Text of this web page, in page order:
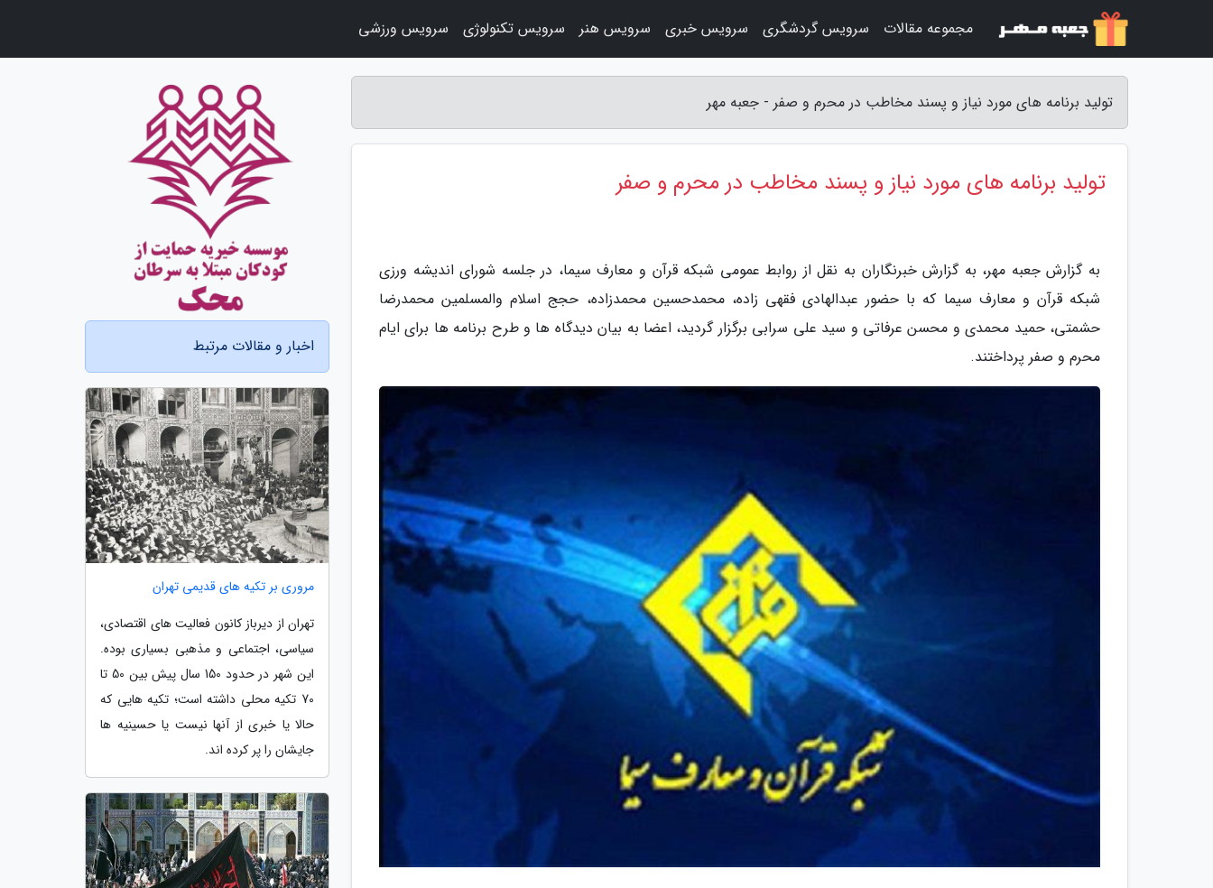
تولید برنامه های مورد نیاز و پسند مخاطب در محرم و صفر - جعبه مهر
تولید برنامه های مورد نیاز و پسند مخاطب در محرم و صفر
به گزارش جعبه مهر، به گزارش خبرنگاران به نقل از روابط عمومی شبکه قرآن و معارف سیما، در جلسه شورای اندیشه ورزی
شبکه قرآن و معارف سیما که با حضور عبدالهادی فقهی زاده، محمدحسین محمدزاده، حجج اسلام والمسلمین محمدرضا
حشمتی، حمید محمدی و محسن عرفاتی و سید علی سرابی برگزار گردید، اعضا به بیان دیدگاه ها و طرح برنامه ها برای ایام
محرم و صفر پرداختند.
اخبار و مقالات مرتبط
مروری بر تکیه های قدیمی تهران
تهران از دیرباز کانون فعالیت های اقتصادی،
سیاسی، اجتماعی و مذهبی بسیاری بوده.
این شهر در حدود 150 سال پیش بین 50 تا
70 تکیه محلی داشته است؛ تکیه هایی که
حالا یا خبری از آنها نیست یا حسینیه ها
جایشان را پر کرده اند.
مجموعه مقالات سرویس گردشگری سرویس خبری سرویس هنر سرویس تکنولوژی سرویس ورزشی